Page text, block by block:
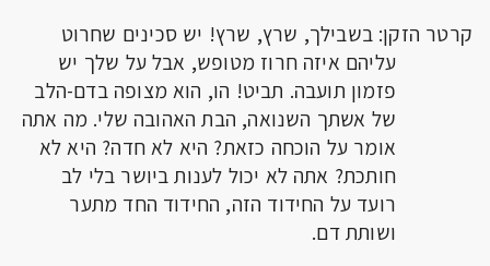
קרטר הזקן: בשבילך, שרץ, שרץ! יש סכינים שחרוט
עליהם איזה חרוז מטופש, אבל על שלך יש
פזמון תועבה. תביט! הו, הוא מצופה בדם-הלב
של אשתך השנואה, הבת האהובה שלי. מה אתה
אומר על הוכחה כזאת? היא לא חדה? היא לא
חותכת? אתה לא יכול לענות ביושר בלי לב
רועד על החידוד הזה, החידוד החד מתער
ושותת דם.